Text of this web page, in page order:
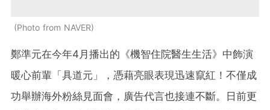
Photo from NAVER
鄭準元在今年4月播出的《機智住院醫生生活》中飾演
暖心前輩「具道元」，憑藉亮眼表現迅速竄紅！不僅成
功舉辦海外粉絲見面會，廣告代言也接連不斷。日前更